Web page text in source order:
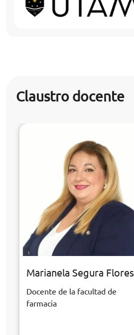
Claustro docente
Marianela Segura Flores
Docente de la facultad de
farmacia